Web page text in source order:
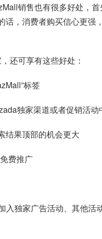
销售也有很多好处，
话，消费者购买信心更强
还可享有这些好处：
标签
独家渠道或者促销活动
结果顶部的机会更大
费推广
入独家广告活动、其他活